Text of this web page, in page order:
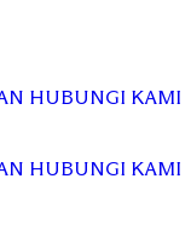
HUBUNGI KAMI
HUBUNGI KAMI